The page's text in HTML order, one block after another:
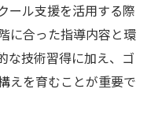
ール支援を活用する際
に合った指導内容と環
な技術習得に加え、ゴ
えを育むことが重要で